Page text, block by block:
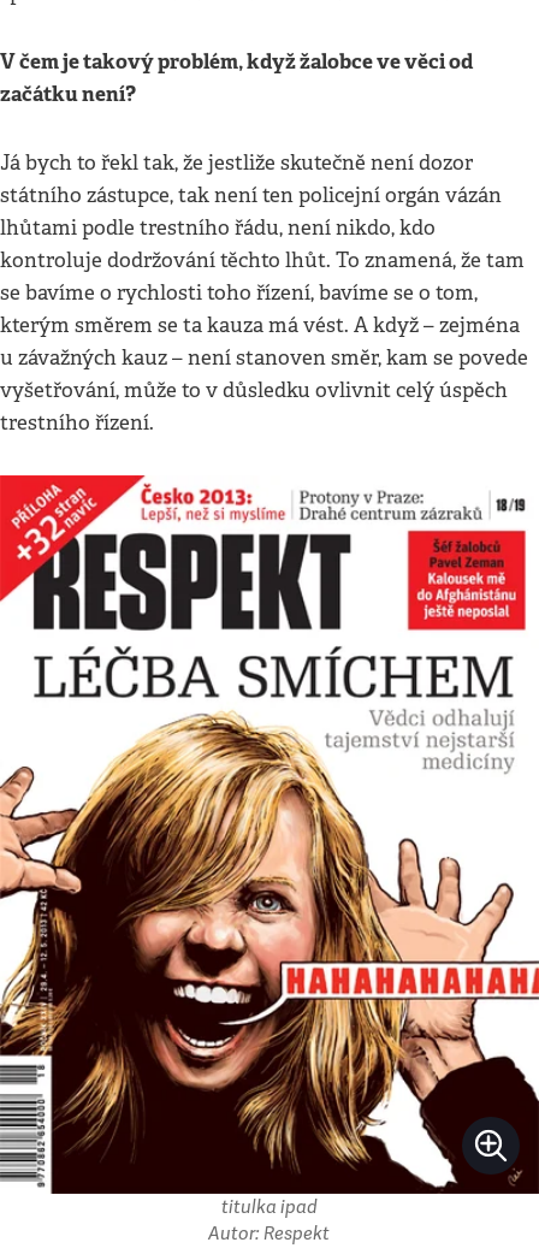
V čem je takový problém, když žalobce ve věci od
začátku není?
Já bych to řekl tak, že jestliže skutečně není dozor
státního zástupce, tak není ten policejní orgán vázán
lhůtami podle trestního řádu, není nikdo, kdo
kontroluje dodržování těchto lhůt. To znamená, že tam
se bavíme o rychlosti toho řízení, bavíme se o tom,
kterým směrem se ta kauza má vést. A když – zejména
u závažných kauz – není stanoven směr, kam se povede
vyšetřování, může to v důsledku ovlivnit celý úspěch
trestního řízení.
titulka ipad
Autor: Respekt